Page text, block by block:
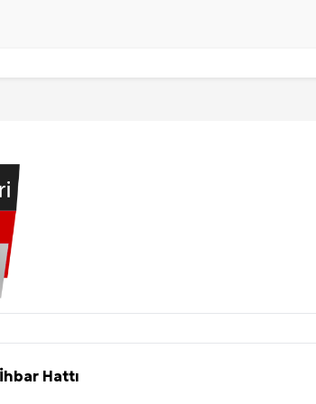
Hattı
Görünmeyen Gücü
Avantajları
Etmeye Gerçekten Hazır Mıyız?
onkhaber.com ile Yerel Haberciliğin Gücü